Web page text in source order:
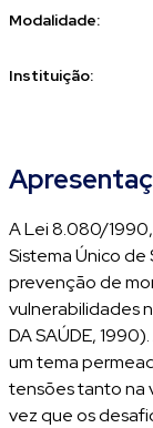
Modalidade:
Instituição:
A Lei 8.080/
Sistema Único de
prevenção de
vulnerabilidades
DA SAÚDE,
um tema
tensões tanto na
vez que os